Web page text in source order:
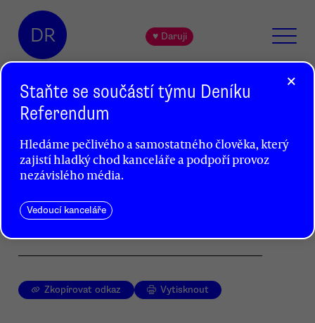
DR ♥ Daruji
Veganské gurmánské večery
Barbora Božková
Kromě reportáže z kulinářských večírků
praktických informací o sociálních sítích této
Zkopírovat odkaz Vytisknout
×
Staňte se součástí týmu Deníku
Referendum
Hledáme pečlivého a samostatného člověka, který
zajistí hladký chod kanceláře a podpoří provoz
nezávislého média.
Vedoucí kanceláře